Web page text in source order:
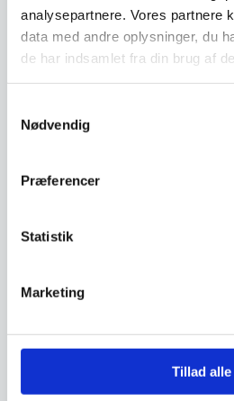
analysepartnere. Vores partnere
data med andre oplysninger, du
de har indsamlet fra din brug af
Nødvendig
Præferencer
Statistik
Marketing
Tillad alle
Har du spørgsmål til varen?
Vi prismatcher - Klik her